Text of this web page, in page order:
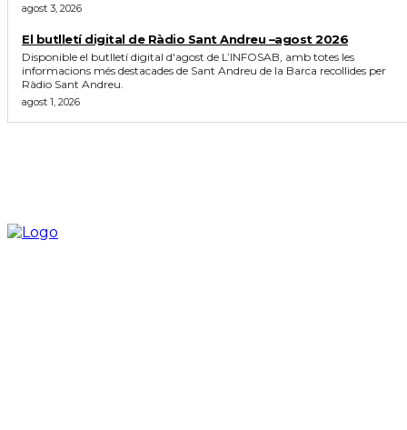
agost 3, 2026
El butlletí digital de Ràdio Sant Andreu –agost 2026
Disponible el butlletí digital d'agost de L’INFOSAB, amb totes les
informacions més destacades de Sant Andreu de la Barca recollides per
Ràdio Sant Andreu.
agost 1, 2026